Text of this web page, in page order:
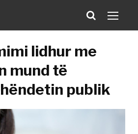
lidhur me
mund të
publik